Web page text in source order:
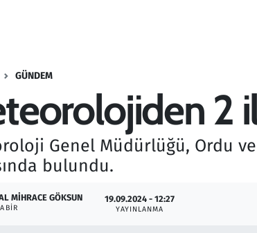
GÜNDEM
2
Genel Müdürlüğü, Ordu
bulundu.
MIHRACE GÖKSUN 19.09.2024 - 12:27
YAYINLANMA